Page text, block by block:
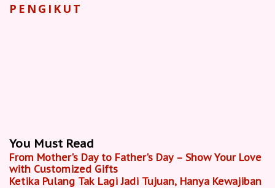
PENGIKUT
You Must Read
From Mother's Day to Father's Day – Show Your Love
with Customized Gifts
Ketika Pulang Tak Lagi Jadi Tujuan, Hanya Kewajiban